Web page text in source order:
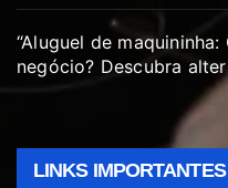
“Aluguel de
negócio? Descubra
LINKS IMPORTANTES